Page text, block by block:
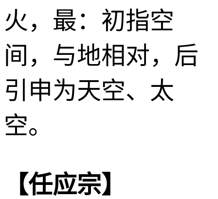
火 ，最：初指空
间，与地相对，后
引申为天空、太
空。
【任应宗】